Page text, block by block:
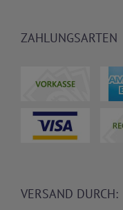
ZAHLUNGSARTEN
VERSAND DURCH: